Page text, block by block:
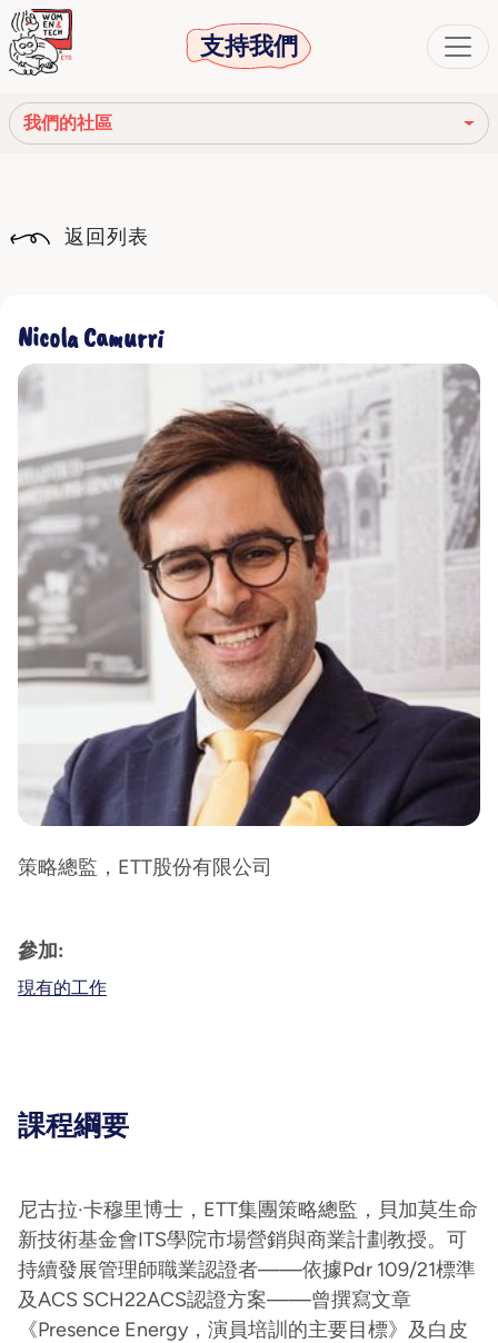
支持我們
我們的社區
我們的網絡
我們的社區
返回列表
Nicola Camurri
策略總監，ETT股份有限公司
參加:
現有的工作
課程綱要
尼古拉·卡穆里博士，ETT集團策略總監，貝加莫生命
新技術基金會ITS學院市場營銷與商業計劃教授。可
持續發展管理師職業認證者——依據Pdr 109/21標準
及ACS SCH22ACS認證方案——曾撰寫文章
《Presence Energy，演員培訓的主要目標》及白皮